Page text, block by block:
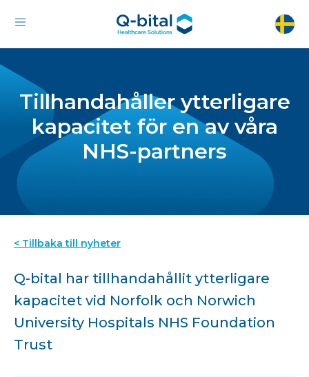
Tillhandahåller ytterligare
kapacitet för en av våra
NHS-partners
< Tillbaka till nyheter
Q-bital har tillhandahållit ytterligare
kapacitet vid Norfolk och Norwich
University Hospitals NHS Foundation
Trust